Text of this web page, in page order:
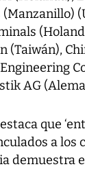
(Taiwán),
AG
que
a los
demuestra